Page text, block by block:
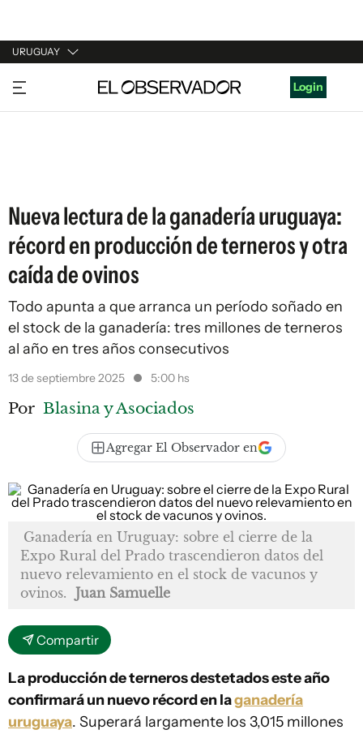
URUGUAY
URUGUAY
ARGENTINA
Login
Nueva lectura de la ganadería uruguaya:
récord en producción de terneros y otra
caída de ovinos
Todo apunta a que arranca un período soñado en
el stock de la ganadería: tres millones de terneros
al año en tres años consecutivos
13 de septiembre 2025 5:00 hs
Por Blasina y Asociados
Agregar El Observador en
Ganadería en Uruguay: sobre el cierre de la
Expo Rural del Prado trascendieron datos del
nuevo relevamiento en el stock de vacunos y
ovinos. Juan Samuelle
Compartir
La producción de terneros destetados este año
confirmará un nuevo récord en laganadería
uruguaya. Superará largamente los 3,015 millones